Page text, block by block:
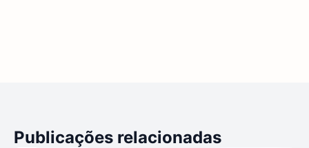
Publicações relacionadas